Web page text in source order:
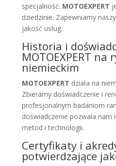
specjalność. MOTOEXPERT
dziedzinie. Zapewniamy
jakość usług.
Historia i
MOTOEXPERT na
niemieckim
MOTOEXPERT działa na
Zbieramy doświadczenie i
profesjonalnym badaniom
doświadczenie pozwala nam
metod i technologii.
Certyfikaty i
potwierdzające